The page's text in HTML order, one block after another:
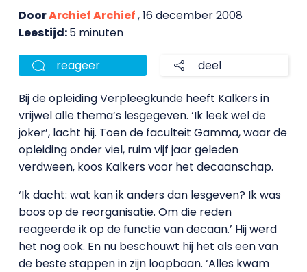
DoorArchief Archief, 16 december 2008
Leestijd:5 minuten
reageer deel
Bij de opleiding Verpleegkunde heeft Kalkers in
vrijwel alle thema’s lesgegeven. ‘Ik leek wel de
joker’, lacht hij. Toen de faculteit Gamma, waar de
opleiding onder viel, ruim vijf jaar geleden
verdween, koos Kalkers voor het decaanschap.
‘Ik dacht: wat kan ik anders dan lesgeven? Ik was
boos op de reorganisatie. Om die reden
reageerde ik op de functie van decaan.’ Hij werd
het nog ook. En nu beschouwt hij het als een van
de beste stappen in zijn loopbaan. ‘Alles kwam